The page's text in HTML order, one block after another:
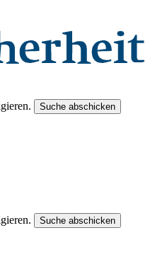
Suche abschicken
Suche abschicken